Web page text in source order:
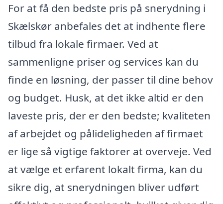
For at få den bedste pris på snerydning i
Skælskør anbefales det at indhente flere
tilbud fra lokale firmaer. Ved at
sammenligne priser og services kan du
finde en løsning, der passer til dine behov
og budget. Husk, at det ikke altid er den
laveste pris, der er den bedste; kvaliteten
af arbejdet og pålideligheden af firmaet
er lige så vigtige faktorer at overveje. Ved
at vælge et erfarent lokalt firma, kan du
sikre dig, at snerydningen bliver udført